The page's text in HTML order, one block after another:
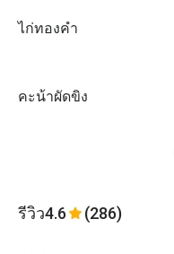
ไก่ทองคำ
คะน้าผัดขิง
รีวิว4.6 (286)